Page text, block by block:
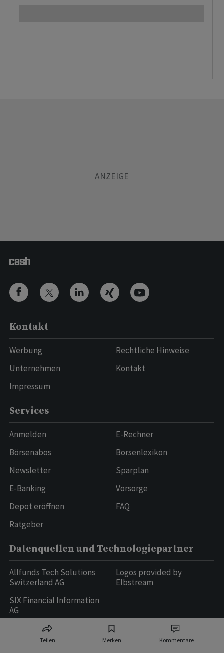
Teilen Merken Kommentare
Kontakt
Werbung
Unternehmen
Impressum
Rechtliche Hinweise
Kontakt
Services
Anmelden
Börsenabos
Newsletter
E-Banking
Depot eröffnen
Ratgeber
E-Rechner
Börsenlexikon
Sparplan
Vorsorge
FAQ
Datenquellen und Technologiepartner
Allfunds Tech Solutions
Switzerland AG
SIX Financial Information
AG
Logos provided by
Elbstream